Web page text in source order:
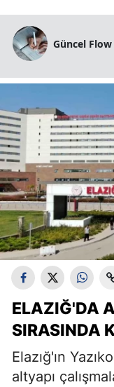
Güncel Flow
ELAZIĞ'DA
SIRASINDA
Elazığ'ın
altyapı